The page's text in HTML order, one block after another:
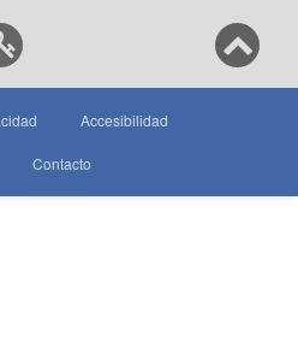
Accesibilidad
Contacto